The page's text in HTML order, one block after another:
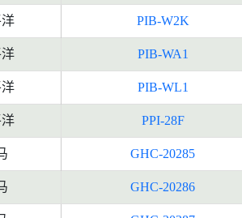
PIB-W2K
PIB-WA1
PIB-WL1
PPI-28F
GHC-20285
GHC-20286